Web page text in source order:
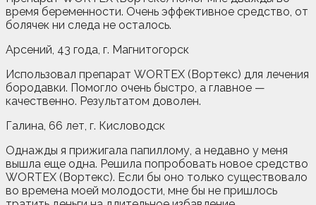
время беременности. Очень эффективное средство, от
болячек ни следа не осталось.
Арсений, 43 года, г. Магнитогорск
Использовал препарат WORTEX (Вортекс) для лечения
бородавки. Помогло очень быстро, а главное —
качественно. Результатом доволен.
Галина, 66 лет, г. Кисловодск
Однажды я прижигала папиллому, а недавно у меня
вышла еще одна. Решила попробовать новое средство
WORTEX (Вортекс). Если бы оно только существовало
во времена моей молодости, мне бы не пришлось